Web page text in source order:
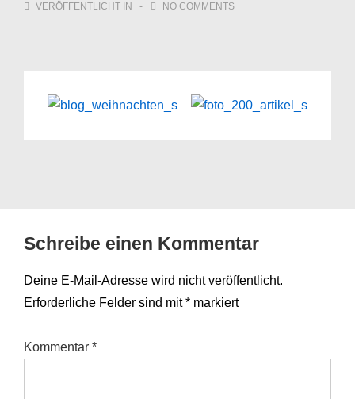
VERÖFFENTLICHT IN
NO COMMENTS
Schreibe einen Kommentar
Deine E-Mail-Adresse wird nicht veröffentlicht.
Erforderliche Felder sind mit* markiert
Kommentar *